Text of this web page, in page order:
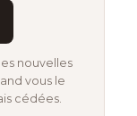
nouvelles
vous le
cédées.